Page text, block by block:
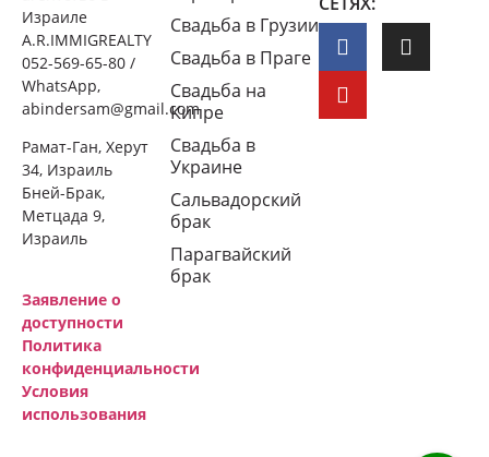
Израиле
A.R.IMMIGREALTY
052-569-65-80 /
WhatsApp,
abindersam@gmail.com
Рамат-Ган, Херут
34, Израиль
Бней-Брак,
Метцада 9,
Израиль
Заявление о
доступности
Политика
конфиденциальности
Условия
использования
Свадьба в Грузии
Свадьба в Праге
Свадьба на
Кипре
Свадьба в
Украине
Сальвадорский
брак
Парагвайский
брак